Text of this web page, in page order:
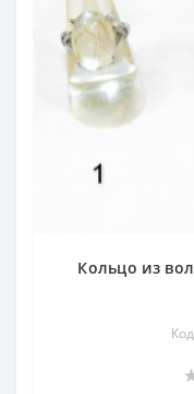
Кольцо из